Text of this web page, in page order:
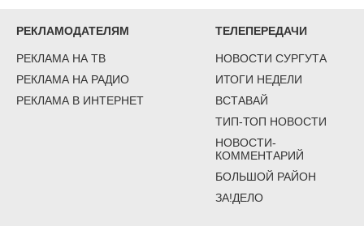
РЕКЛАМОДАТЕЛЯМ
РЕКЛАМА НА ТВ
РЕКЛАМА НА РАДИО
РЕКЛАМА В ИНТЕРНЕТ
ТЕЛЕПЕРЕДАЧИ
НОВОСТИ СУРГУТА
ИТОГИ НЕДЕЛИ
ВСТАВАЙ
ТИП-ТОП НОВОСТИ
НОВОСТИ-
КОММЕНТАРИЙ
БОЛЬШОЙ РАЙОН
ЗА!ДЕЛО